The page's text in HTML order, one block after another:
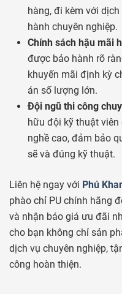
hàng, đi kèm với
hành chuyên nghiệp.
Chính sách hậu mãi
được bảo hành rõ
khuyến mãi định kỳ
án số lượng lớn.
Đội ngũ thi công
hữu đội kỹ thuật
nghề cao, đảm bảo
sẽ và đúng kỹ thuật.
Liên hệ ngay với Phú
phào chỉ PU chính hãng
và nhận báo giá ưu đãi
cho bạn không chỉ sản
dịch vụ chuyên nghiệp,
công hoàn thiện.